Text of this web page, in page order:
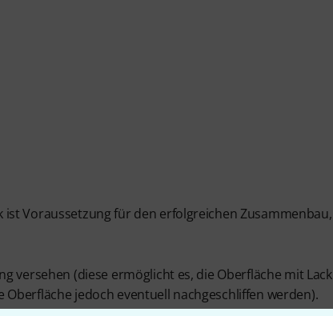
ist Voraussetzung für den erfolgreichen Zusammenbau,
versehen (diese ermöglicht es, die Oberfläche mit Lack
jedoch eventuell nachgeschliffen werden).